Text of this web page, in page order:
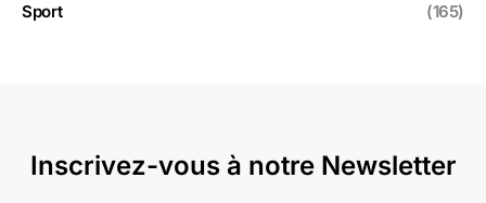
Sport (165)
Inscrivez-vous à notre Newsletter